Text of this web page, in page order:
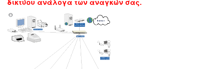
δικτύου ανάλογα των αναγκών σας.